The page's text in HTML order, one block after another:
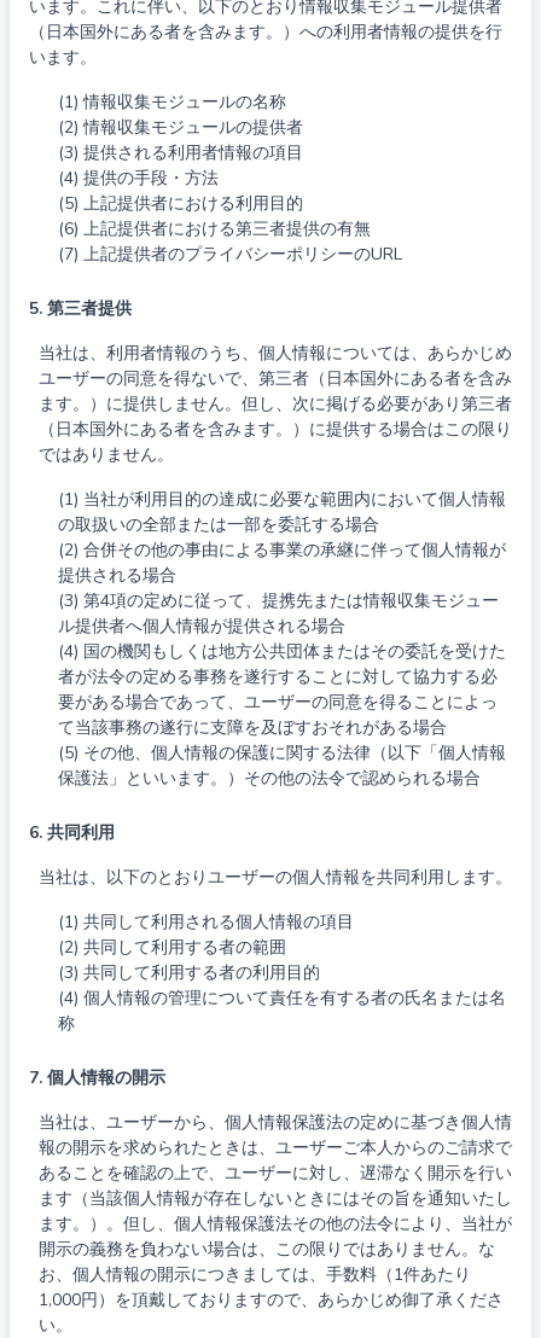
います。これに伴い、以下のとおり情報収集モジュール提供者
（日本国外にある者を含みます。）への利用者情報の提供を行
います。
(1) 情報収集モジュールの名称
(2) 情報収集モジュールの提供者
(3) 提供される利用者情報の項目
(4) 提供の手段・方法
(5) 上記提供者における利用目的
(6) 上記提供者における第三者提供の有無
(7) 上記提供者のプライバシーポリシーのURL
5. 第三者提供
当社は、利用者情報のうち、個人情報については、あらかじめ
ユーザーの同意を得ないで、第三者（日本国外にある者を含み
ます。）に提供しません。但し、次に掲げる必要があり第三者
（日本国外にある者を含みます。）に提供する場合はこの限り
ではありません。
(1) 当社が利用目的の達成に必要な範囲内において個人情報
の取扱いの全部または一部を委託する場合
(2) 合併その他の事由による事業の承継に伴って個人情報が
提供される場合
(3) 第4項の定めに従って、提携先または情報収集モジュー
ル提供者へ個人情報が提供される場合
(4) 国の機関もしくは地方公共団体またはその委託を受けた
者が法令の定める事務を遂行することに対して協力する必
要がある場合であって、ユーザーの同意を得ることによっ
て当該事務の遂行に支障を及ぼすおそれがある場合
(5) その他、個人情報の保護に関する法律（以下「個人情報
保護法」といいます。）その他の法令で認められる場合
6. 共同利用
当社は、以下のとおりユーザーの個人情報を共同利用します。
(1) 共同して利用される個人情報の項目
(2) 共同して利用する者の範囲
(3) 共同して利用する者の利用目的
(4) 個人情報の管理について責任を有する者の氏名または名
称
7. 個人情報の開示
当社は、ユーザーから、個人情報保護法の定めに基づき個人情
報の開示を求められたときは、ユーザーご本人からのご請求で
あることを確認の上で、ユーザーに対し、遅滞なく開示を行い
ます（当該個人情報が存在しないときにはその旨を通知いたし
ます。）。但し、個人情報保護法その他の法令により、当社が
開示の義務を負わない場合は、この限りではありません。な
お、個人情報の開示につきましては、手数料（1件あたり
1,000円）を頂戴しておりますので、あらかじめ御了承くださ
い。